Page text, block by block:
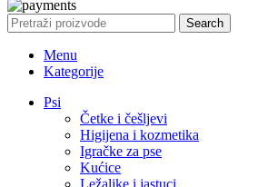
Search
Menu
Kategorije
Psi
Četke i češljevi
Higijena i kozmetika
Igračke za pse
Kućice